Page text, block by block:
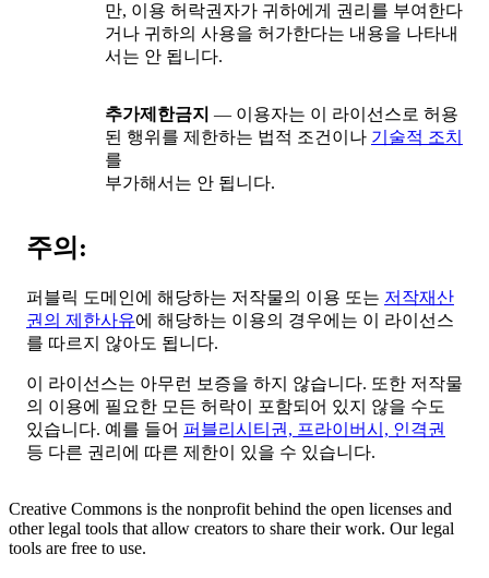
만, 이용 허락권자가 귀하에게 권리를 부여한다
거나 귀하의 사용을 허가한다는 내용을 나타내
서는 안 됩니다.
추가제한금지 — 이용자는 이 라이선스로 허용
된 행위를 제한하는 법적 조건이나 기술적 조치
를
부가해서는 안 됩니다.
주의:
퍼블릭 도메인에 해당하는 저작물의 이용 또는 저작재산
권의 제한사유에 해당하는 이용의 경우에는 이 라이선스
를 따르지 않아도 됩니다.
이 라이선스는 아무런 보증을 하지 않습니다. 또한 저작물
의 이용에 필요한 모든 허락이 포함되어 있지 않을 수도
있습니다. 예를 들어 퍼블리시티권, 프라이버시, 인격권
등 다른 권리에 따른 제한이 있을 수 있습니다.
Creative Commons is the nonprofit behind the open licenses and
other legal tools that allow creators to share their work. Our legal
tools are free to use.